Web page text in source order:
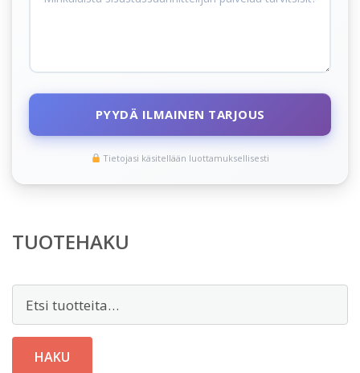
PYYDÄ ILMAINEN TARJOUS
Tietojasi käsitellään luottamuksellisesti
TUOTEHAKU
HAKU